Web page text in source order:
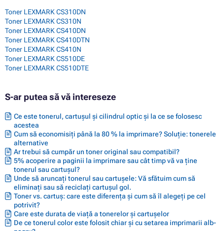
Toner LEXMARK CS310DN
Toner LEXMARK CS310N
Toner LEXMARK CS410DN
Toner LEXMARK CS410DTN
Toner LEXMARK CS410N
Toner LEXMARK CS510DE
Toner LEXMARK CS510DTE
S-ar putea să vă intereseze
Ce este tonerul, cartușul și cilindrul optic și la ce se folosesc
acestea
Cum să economisiți până la 80 % la imprimare? Soluție: tonerele
alternative
Ar trebui să cumpăr un toner original sau compatibil?
5% acoperire a paginii la imprimare sau cât timp vă va ține
tonerul sau cartușul?
Unde să aruncați tonerul sau cartușele: Vă sfătuim cum să
eliminați sau să reciclați cartușul gol.
Toner vs. cartuș: care este diferența și cum să îl alegeți pe cel
potrivit?
Care este durata de viață a tonerelor și cartușelor
De ce tonerul color este folosit chiar și cu setarea imprimarii alb-